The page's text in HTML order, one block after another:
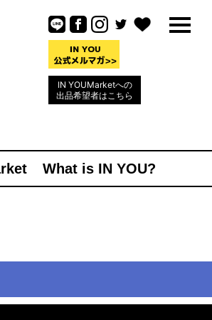
IN YOUMarketへの
出品希望者はこちら
What is IN YOU?